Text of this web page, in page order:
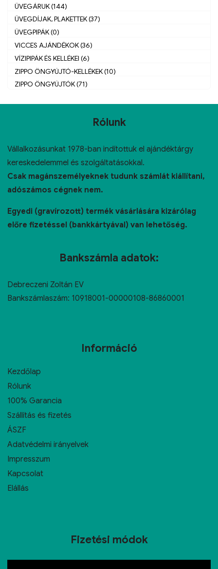
ÜVEGÁRUK (144)
ÜVEGDÍJAK, PLAKETTEK (37)
ÜVEGPIPÁK (0)
VICCES AJÁNDÉKOK (36)
VÍZIPIPÁK ÉS KELLÉKEI (6)
ZIPPO ÖNGYÚJTÓ-KELLÉKEK (10)
ZIPPO ÖNGYÚJTÓK (71)
Rólunk
Vállalkozásunkat 1978-ban indítottuk el ajándéktárgy
kereskedelemmel és szolgáltatásokkal.
Csak magánszemélyeknek tudunk számlát kiállítani,
adószámos cégnek nem.
Egyedi (gravírozott) termék vásárlására kizárólag
előre fizetéssel (bankkártyával) van lehetőség.
Bankszámla adatok:
Debreczeni Zoltán EV
Bankszámlaszám: 10918001-00000108-86860001
Információ
Kezdőlap
Rólunk
100% Garancia
Szállítás és fizetés
ÁSZF
Adatvédelmi irányelvek
Impresszum
Kapcsolat
Elállás
Fizetési módok